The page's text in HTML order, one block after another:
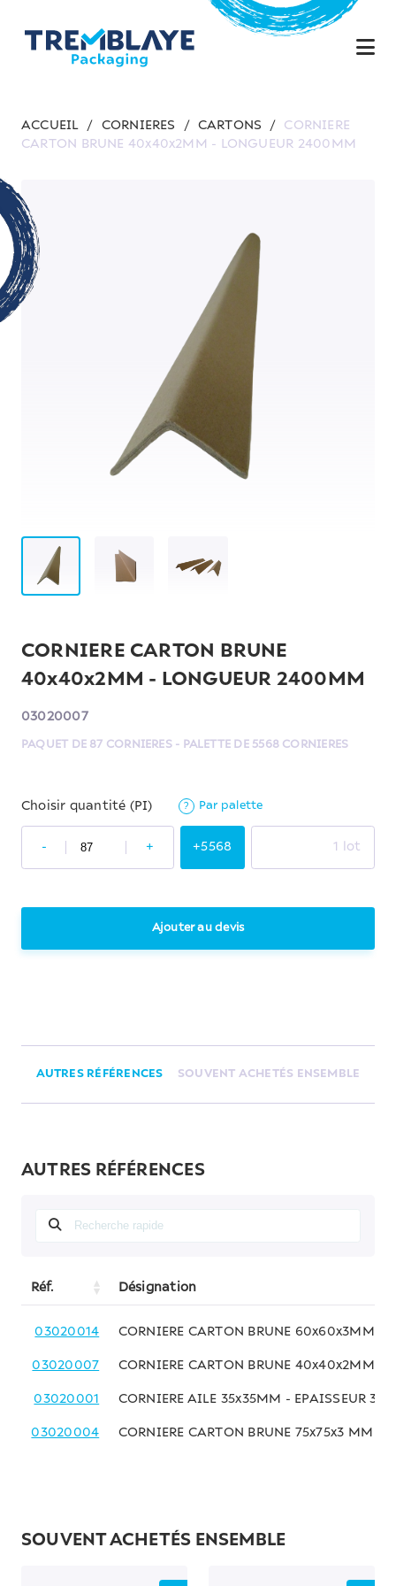
ACCUEIL / CORNIERES / CARTONS /
CORNIERE
CARTON BRUNE 40x40x2MM - LONGUEUR 2400MM
CORNIERE CARTON BRUNE
40x40x2MM - LONGUEUR 2400MM
03020007
PAQUET DE 87 CORNIERES - PALETTE DE 5568 CORNIERES
Choisir quantité (PI) ? Par palette
- + +5568 1 lot
Ajouter au devis
AUTRES RÉFÉRENCES SOUVENT ACHETÉS ENSEMBLE
AUTRES RÉFÉRENCES
Réf. Désignation
03020014 CORNIERE CARTON BRUNE 60x60x3MM -
03020007 CORNIERE CARTON BRUNE 40x40x2MM -
03020001 CORNIERE AILE 35x35MM - EPAISSEUR
03020004 CORNIERE CARTON BRUNE 75x75x3 MM -
SOUVENT ACHETÉS ENSEMBLE